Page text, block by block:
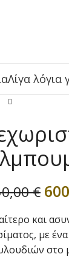
Λίγα λόγια
€
και
με
στο